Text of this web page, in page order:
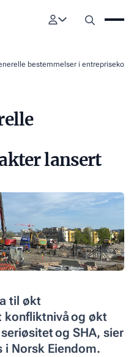
bestemmelser i
lansert
til økt
konfliktnivå og økt
og SHA, sier
i Norsk Eiendom.